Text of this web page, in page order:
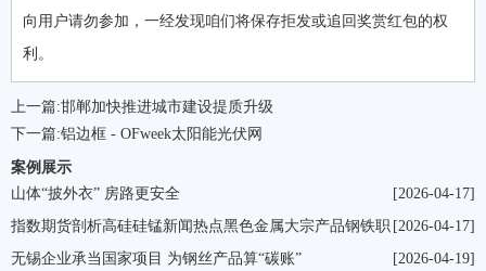
向用户请勿参加，一经发现咱们将保存拒发或追回奖赏红包的权
利。
上一篇:邯郸加快推进城市建设提质升级
下一篇:铝边框 - OFweek太阳能光伏网
案例展示
[2026-04-17]
山体“披外衣” 房路更安全
[2026-04-17]
指数期货剖析高硅硅锰新闻热点黑色金属大宗产品钢铁职
业资讯信息-我的钢铁网
[2026-04-19]
无锡企业承当国家项目 为钢丝产品算“碳账”